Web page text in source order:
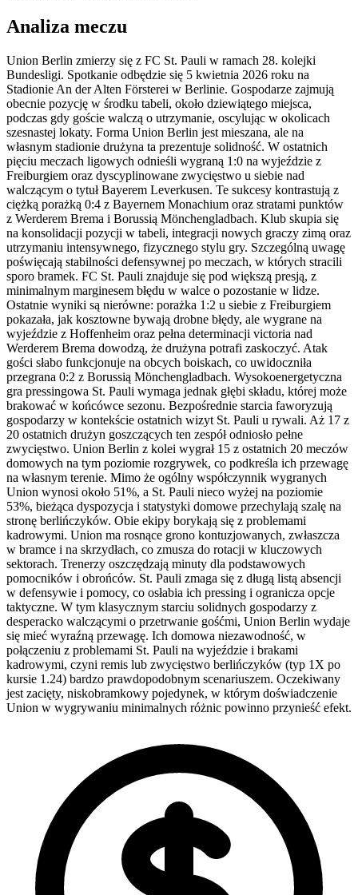
Analiza meczu
Union Berlin zmierzy się z FC St. Pauli w ramach 28. kolejki
Bundesligi. Spotkanie odbędzie się 5 kwietnia 2026 roku na
Stadionie An der Alten Försterei w Berlinie. Gospodarze zajmują
obecnie pozycję w środku tabeli, około dziewiątego miejsca,
podczas gdy goście walczą o utrzymanie, oscylując w okolicach
szesnastej lokaty. Forma Union Berlin jest mieszana, ale na
własnym stadionie drużyna ta prezentuje solidność. W ostatnich
pięciu meczach ligowych odnieśli wygraną 1:0 na wyjeździe z
Freiburgiem oraz dyscyplinowane zwycięstwo u siebie nad
walczącym o tytuł Bayerem Leverkusen. Te sukcesy kontrastują z
ciężką porażką 0:4 z Bayernem Monachium oraz stratami punktów
z Werderem Brema i Borussią Mönchengladbach. Klub skupia się
na konsolidacji pozycji w tabeli, integracji nowych graczy zimą oraz
utrzymaniu intensywnego, fizycznego stylu gry. Szczególną uwagę
poświęcają stabilności defensywnej po meczach, w których stracili
sporo bramek. FC St. Pauli znajduje się pod większą presją, z
minimalnym marginesem błędu w walce o pozostanie w lidze.
Ostatnie wyniki są nierówne: porażka 1:2 u siebie z Freiburgiem
pokazała, jak kosztowne bywają drobne błędy, ale wygrane na
wyjeździe z Hoffenheim oraz pełna determinacji victoria nad
Werderem Brema dowodzą, że drużyna potrafi zaskoczyć. Atak
gości słabo funkcjonuje na obcych boiskach, co uwidoczniła
przegrana 0:2 z Borussią Mönchengladbach. Wysokoenergetyczna
gra pressingowa St. Pauli wymaga jednak głębi składu, której może
brakować w końcówce sezonu. Bezpośrednie starcia faworyzują
gospodarzy w kontekście ostatnich wizyt St. Pauli u rywali. Aż 17 z
20 ostatnich drużyn goszczących ten zespół odniosło pełne
zwycięstwo. Union Berlin z kolei wygrał 15 z ostatnich 20 meczów
domowych na tym poziomie rozgrywek, co podkreśla ich przewagę
na własnym terenie. Mimo że ogólny współczynnik wygranych
Union wynosi około 51%, a St. Pauli nieco wyżej na poziomie
53%, bieżąca dyspozycja i statystyki domowe przechylają szalę na
stronę berlińczyków. Obie ekipy borykają się z problemami
kadrowymi. Union ma rosnące grono kontuzjowanych, zwłaszcza
w bramce i na skrzydłach, co zmusza do rotacji w kluczowych
sektorach. Trenerzy oszczędzają minuty dla podstawowych
pomocników i obrońców. St. Pauli zmaga się z długą listą absencji
w defensywie i pomocy, co osłabia ich pressing i ogranicza opcje
taktyczne. W tym klasycznym starciu solidnych gospodarzy z
desperacko walczącymi o przetrwanie gośćmi, Union Berlin wydaje
się mieć wyraźną przewagę. Ich domowa niezawodność, w
połączeniu z problemami St. Pauli na wyjeździe i brakami
kadrowymi, czyni remis lub zwycięstwo berlińczyków (typ 1X po
kursie 1.24) bardzo prawdopodobnym scenariuszem. Oczekiwany
jest zacięty, niskobramkowy pojedynek, w którym doświadczenie
Union w wygrywaniu minimalnych różnic powinno przynieść efekt.